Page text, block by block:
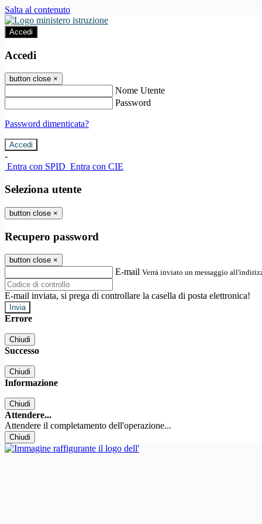
Salta al contenuto
Accedi
Accedi
button close ×
Nome Utente
Password
Password dimenticata?
-
Entra con SPID Entra con CIE
Seleziona utente
button close ×
Recupero password
button close ×
E-mail Verrà inviato un messaggio
E-mail inviata, si prega di controllare la casella di posta elettronica!
Errore
Chiudi
Successo
Chiudi
Informazione
Chiudi
Attendere...
Attendere il completamento dell'operazione...
Chiudi